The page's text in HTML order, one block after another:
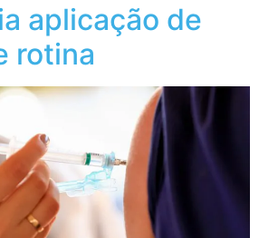
aplicação de
rotina